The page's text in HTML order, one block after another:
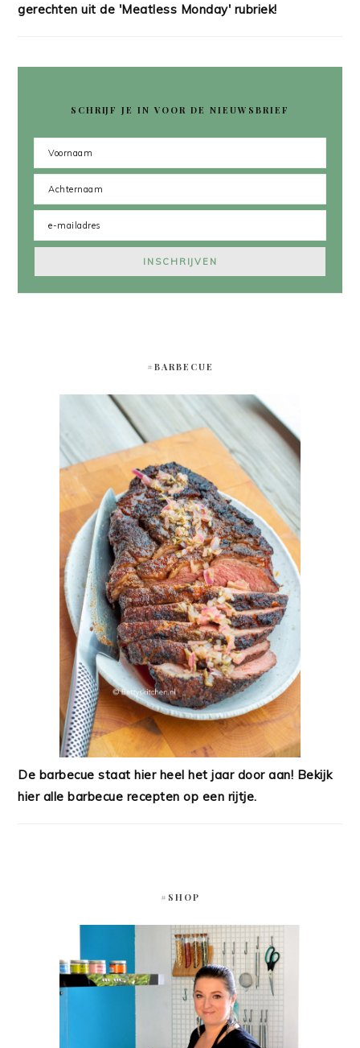
gerechten uit de 'Meatless Monday' rubriek!
SCHRIJF JE IN VOOR DE NIEUWSBRIEF
#BARBECUE
De barbecue staat hier heel het jaar door aan! Bekijk
hier alle barbecue recepten op een rijtje.
#SHOP